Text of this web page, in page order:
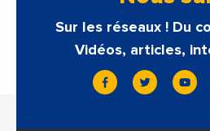
Sur les réseaux ! Du
Vidéos, articles,